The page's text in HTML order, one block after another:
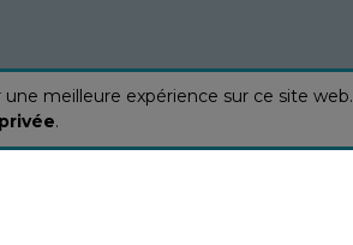
meilleure expérience sur ce site web.
.